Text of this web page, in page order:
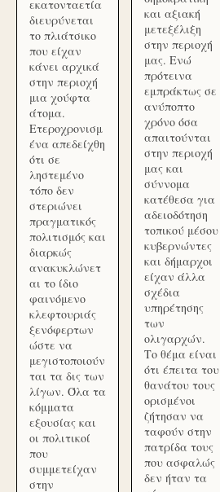
εκατονταετία
διευρύνεται
το πλιάτσικο
που είχαν
κάνει αρχικά
στην περιοχή
μια χούφτα
άτομα.
Ετεροχρονισμ
ένα απεδείχθη
ότι σε
ληστεμένο
τόπο δεν
στεριώνει
πραγματικός
πολιτισμός και
διαρκώς
ανακυκλώνετ
αι το ίδιο
φαινόμενο
κλεφτουριάς
ξενόφερτων
ώστε να
μεγιστοποιούν
ται τα δις των
λίγων. Όλα τα
κόμματα
εξουσίας και
οι πολιτικοί
που
συμμετείχαν
στην
και αξιακή
μετεξέλιξη
στην περιοχή
μας. Ενώ
πρότεινα
εμπράκτως σε
ανύποπτο
χρόνο όσα
απαιτούνται
στην περιοχή
μας και
σύννομα
κατέθεσα για
αδειοδότηση
τοπικού μέσου
κυβερνώντες
και δήμαρχοι
είχαν άλλα
σχέδια
υπηρέτησης
των
ολιγαρχών.
Το θέμα είναι
ότι έπειτα του
θανάτου τους
ορισμένοι
ζήτησαν να
ταφούν στην
πατρίδα τους
που ασφαλώς
δεν ήταν τα